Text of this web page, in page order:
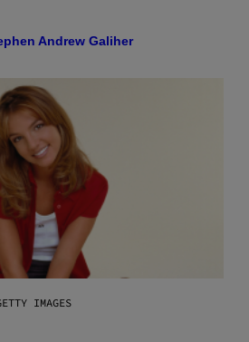
Andrew Galiher
IMAGES